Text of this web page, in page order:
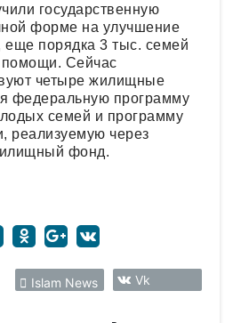
государственную
форме на улучшение
порядка 3 тыс. семей
Сейчас
четыре жилищные
федеральную программу
семей и программу
реализуемую через
фонд.
Islam News Vk